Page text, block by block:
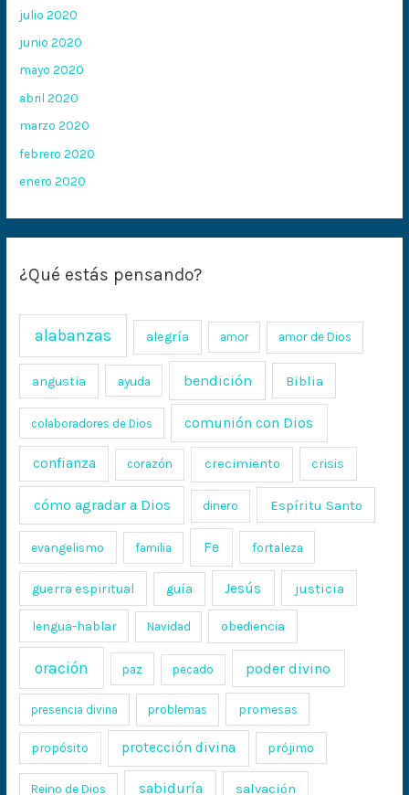
julio 2020
junio 2020
mayo 2020
abril 2020
marzo 2020
febrero 2020
enero 2020
¿Qué estás pensando?
alabanzas alegría amor amor de Dios
angustia ayuda bendición Biblia
colaboradores de Dios comunión con Dios
confianza corazón crecimiento crisis
cómo agradar a Dios dinero Espíritu Santo
evangelismo familia Fe fortaleza
guerra espiritual guía Jesús justicia
lengua-hablar Navidad obediencia
oración paz pecado poder divino
presencia divina problemas promesas
propósito protección divina prójimo
Reino de Dios sabiduría salvación